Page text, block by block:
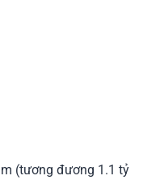
(tương đương 1.1 tỷ